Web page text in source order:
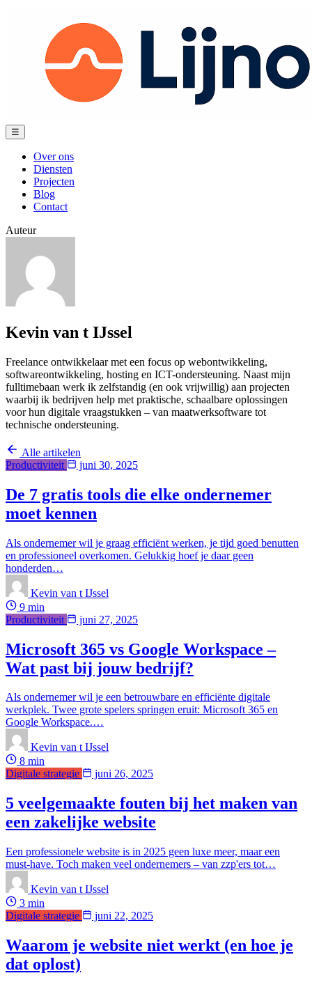
Menu
☰
Over ons
Diensten
Projecten
Blog
Contact
Auteur
Kevin van t IJssel
Freelance ontwikkelaar met een focus op webontwikkeling,
softwareontwikkeling, hosting en ICT-ondersteuning. Naast mijn
fulltimebaan werk ik zelfstandig (en ook vrijwillig) aan projecten
waarbij ik bedrijven help met praktische, schaalbare oplossingen
voor hun digitale vraagstukken – van maatwerksoftware tot
technische ondersteuning.
Alle artikelen
Productiviteit
juni 30, 2025
De 7 gratis tools die elke ondernemer
moet kennen
Als ondernemer wil je graag efficiënt werken, je tijd goed benutten
en professioneel overkomen. Gelukkig hoef je daar geen
honderden…
Kevin van t IJssel
9 min
Productiviteit
juni 27, 2025
Microsoft 365 vs Google Workspace –
Wat past bij jouw bedrijf?
Als ondernemer wil je een betrouwbare en efficiënte digitale
werkplek. Twee grote spelers springen eruit: Microsoft 365 en
Google Workspace.…
Kevin van t IJssel
8 min
Digitale strategie
juni 26, 2025
5 veelgemaakte fouten bij het maken van
een zakelijke website
Een professionele website is in 2025 geen luxe meer, maar een
must-have. Toch maken veel ondernemers – van zzp'ers tot…
Kevin van t IJssel
3 min
Digitale strategie
juni 22, 2025
Waarom je website niet werkt (en hoe je
dat oplost)